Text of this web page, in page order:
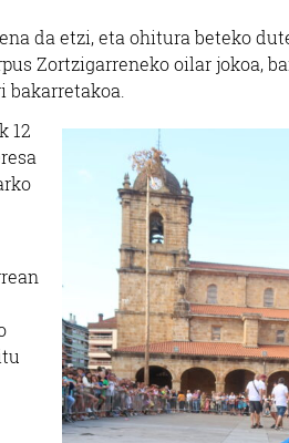
da etzi, eta ohitura beteko
Zortzigarreneko oilar jokoa,
12